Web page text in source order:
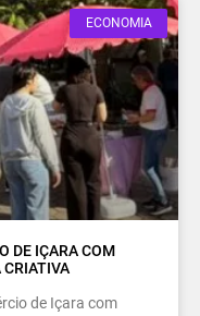
ECONOMIA
DE IÇARA COM
CRIATIVA
de Içara com